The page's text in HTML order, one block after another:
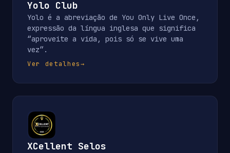
Yolo Club
Yolo é a abreviação de You Only Live Once,
expressão da língua inglesa que significa
“aproveite a vida, pois só se vive uma
vez”.
Ver detalhes→
XCellent Selos